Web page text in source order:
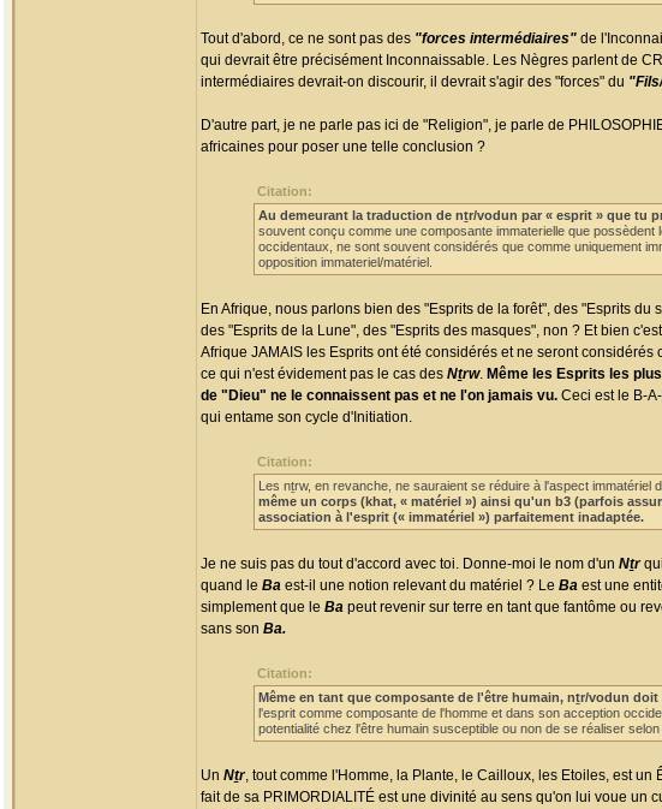
Tout d'abord, ce ne sont pas des "forces intermédiaires" de
qui devrait être précisément Inconnaissable. Les Nègres parlent de
intermédiaires devrait-on discourir, il devrait s'agir des "forces" du
D'autre part, je ne parle pas ici de "Religion", je parle de
africaines pour poser une telle conclusion ?
Citation:
Au demeurant la traduction de nṯr/vodun par « esprit » que tu
souvent conçu comme une composante immaterielle que
occidentaux, ne sont souvent considérés que comme uniquement
opposition immateriel/matériel.
En Afrique, nous parlons bien des "Esprits de la forêt", des "Esprits
des "Esprits de la Lune", des "Esprits des masques", non ? Et bien
Afrique JAMAIS les Esprits ont été considérés et ne seront
ce qui n'est évidement pas le cas des Nṯrw. Même les Esprits les
de "Dieu" ne le connaissent pas et ne l'on jamais vu. Ceci est le B-
qui entame son cycle d'Initiation.
Citation:
Les nṯrw, en revanche, ne sauraient se réduire à l'aspect immatériel
même un corps (khat, « matériel ») ainsi qu'un b3 (parfois
association à l'esprit (« immatériel ») parfaitement inadaptée.
Je ne suis pas du tout d'accord avec toi. Donne-moi le nom d'un Nṯr
quand le Ba est-il une notion relevant du matériel ? Le Ba est une
simplement que le Ba peut revenir sur terre en tant que fantôme ou
sans son Ba.
Citation:
Même en tant que composante de l'être humain, nṯr/vodun
l'esprit comme composante de l'homme et dans son acception
potentialité chez l'être humain susceptible ou non de se réaliser selon
Un Nṯr, tout comme l'Homme, la Plante, le Cailloux, les Etoiles, est un
fait de sa PRIMORDIALITÉ est une divinité au sens qu'on lui voue un